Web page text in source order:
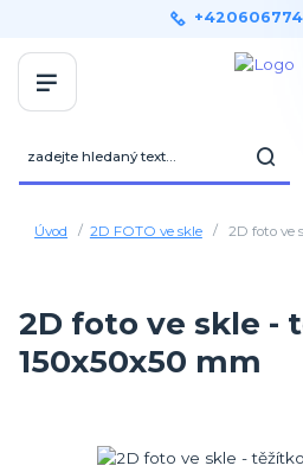
Úvod 2D FOTO ve skle 2D foto ve
2D foto ve skle -
150x50x50 mm